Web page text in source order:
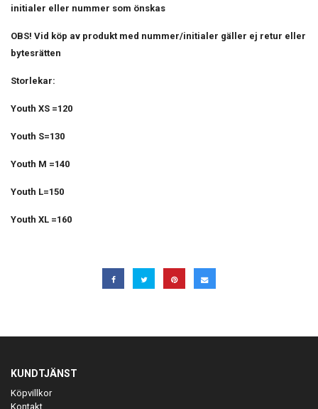
initialer eller nummer som önskas
OBS! Vid köp av produkt med nummer/initialer gäller ej retur eller
bytesrätten
Storlekar:
Youth XS =120
Youth S=130
Youth M =140
Youth L=150
Youth XL =160
KUNDTJÄNST
Köpvillkor
Kontakt